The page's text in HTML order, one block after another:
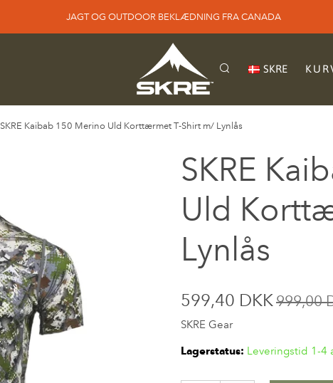
JAGT OG OUTDOOR BEKLÆDNING FRA CANADA
SKRE
SKRE Kaibab 150 Merino Uld Korttærmet T-Shirt m/ Lynlås
SKRE
Uld
Lynlås
599,40 DKK999,00
SKRE Gear
Lagerstatus: Leveringstid 1-4